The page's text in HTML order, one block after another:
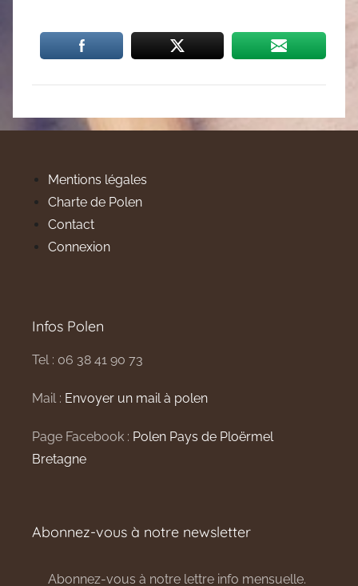
Mentions légales
Charte de Polen
Contact
Connexion
Infos Polen
Tel : 06 38 41 90 73
Mail : Envoyer un mail à polen
Page Facebook : Polen Pays de Ploërmel
Bretagne
Abonnez-vous à notre newsletter
Abonnez-vous à notre lettre info mensuelle.